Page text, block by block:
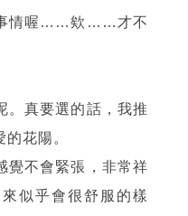
情喔……欸……才不
真要選的話，我推
花陽。
會緊張，非常祥
似乎會很舒服的樣